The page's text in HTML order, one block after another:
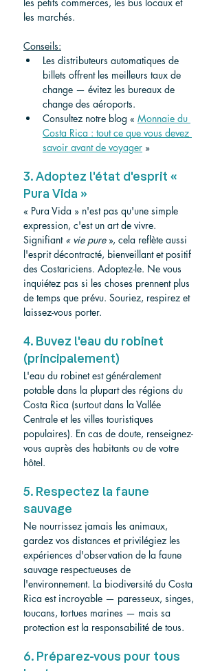
les marchés.
Conseils:
Les distributeurs automatiques de
billets offrent les meilleurs taux de
change — évitez les bureaux de
change des aéroports.
Consultez notre blog « Monnaie du
Costa Rica : tout ce que vous devez
savoir avant de voyager »
3. Adoptez l'état d'esprit «
Pura Vida »
« Pura Vida » n'est pas qu'une simple
expression, c'est un art de vivre.
Signifiant « vie pure », cela reflète aussi
l'esprit décontracté, bienveillant et positif
des Costariciens. Adoptez-le. Ne vous
inquiétez pas si les choses prennent plus
de temps que prévu. Souriez, respirez et
laissez-vous porter.
4. Buvez l'eau du robinet
(principalement)
L'eau du robinet est généralement
potable dans la plupart des régions du
Costa Rica (surtout dans la Vallée
Centrale et les villes touristiques
populaires). En cas de doute, renseignez-
vous auprès des habitants ou de votre
hôtel.
5. Respectez la faune
sauvage
Ne nourrissez jamais les animaux,
gardez vos distances et privilégiez les
expériences d'observation de la faune
sauvage respectueuses de
l'environnement. La biodiversité du Costa
Rica est incroyable — paresseux, singes,
toucans, tortues marines — mais sa
protection est la responsabilité de tous.
6. Préparez-vous pour tous